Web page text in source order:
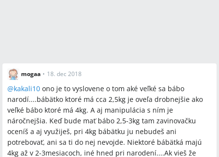
mogaa • 18. dec 2018
@kakali10 ono je to vyslovene o tom aké veľké sa bábo
narodí....bábätko ktoré má cca 2,5kg je oveľa drobnejšie ako
veľké bábo ktoré má 4kg. A aj manipulácia s ním je
náročnejšia. Keď bude mať bábo 2,5-3kg tam zavinovačku
oceníš a aj využiješ, pri 4kg bábätku ju nebudeš ani
potrebovať, ani sa ti do nej nevojde. Niektoré bábätká majú
4kg až v 2-3mesiacoch, iné hned pri narodení....Ak vieš že